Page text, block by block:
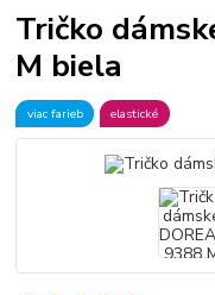
Tričko
M biela
viac farieb elastické